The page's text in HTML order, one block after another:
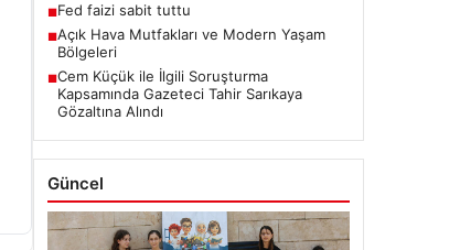
■Fed faizi sabit tuttu
■Açık Hava Mutfakları ve Modern Yaşam
Bölgeleri
■Cem Küçük ile İlgili Soruşturma
Kapsamında Gazeteci Tahir Sarıkaya
Gözaltına Alındı
Güncel